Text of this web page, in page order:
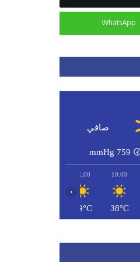
WhatsApp
صافي
759
mmHg
10:00
38°C
11:00
39°C
‹